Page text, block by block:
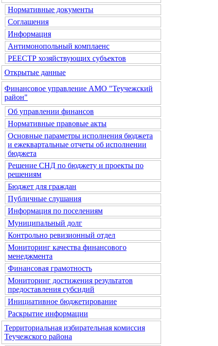
Нормативные документы
Соглашения
Информация
Антимонопольный комплаенс
РЕЕСТР хозяйствующих субъектов
Открытые данные
Финансовое управление АМО "Теучежский
район"
Об управлении финансов
Нормативные правовые акты
Основные параметры исполнения бюджета
и ежеквартальные отчеты об исполнении
бюджета
Решение СНД по бюджету и проекты по
решениям
Бюджет для граждан
Публичные слушания
Информация по поселениям
Муниципальный долг
Контрольно ревизионный отдел
Мониторинг качества финансового
менеджмента
Финансовая грамотность
Мониторинг достижения результатов
предоставления субсидий
Инициативное бюджетирование
Раскрытие информации
Территориальная избирательная комиссия
Теучежского района